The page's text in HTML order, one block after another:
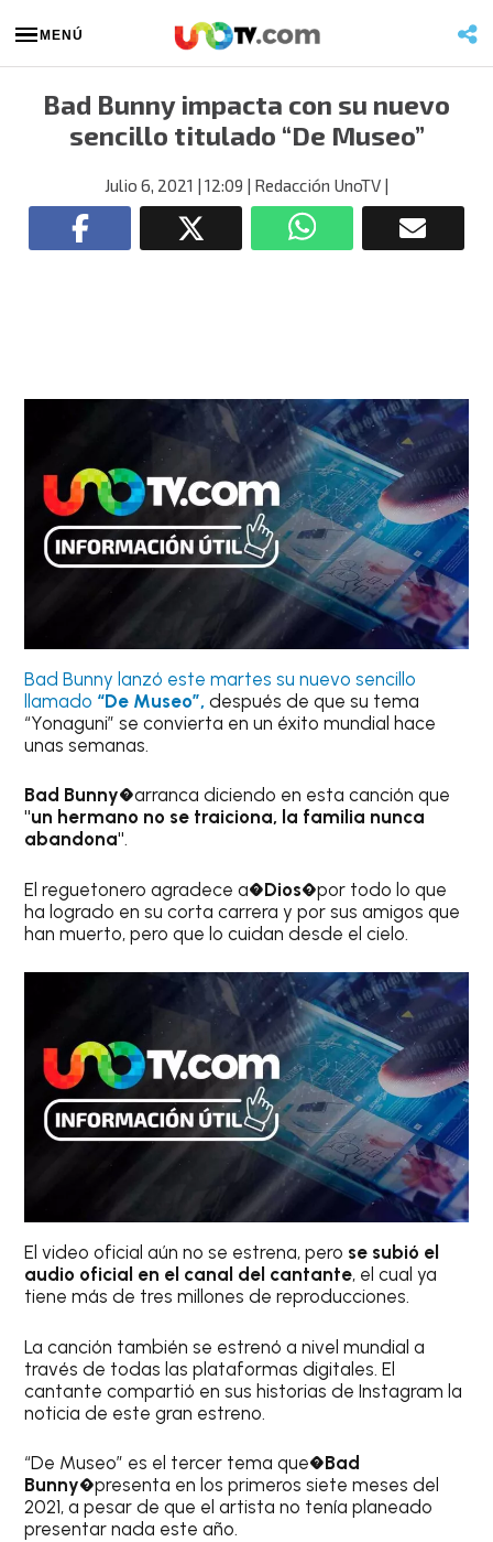
MENÚ
Bad Bunny impacta con su nuevo
sencillo titulado “De Museo”
Julio 6, 2021 | 12:09 | Redacción UnoTV |
Bad Bunny lanzó este martes su nuevo sencillo
llamado “De Museo”, después de que su tema
“Yonaguni” se convierta en un éxito mundial hace
unas semanas.
Bad Bunny�arranca diciendo en esta canción que
"un hermano no se traiciona, la familia nunca
abandona".
El reguetonero agradece a�Dios�por todo lo que
ha logrado en su corta carrera y por sus amigos que
han muerto, pero que lo cuidan desde el cielo.
El video oficial aún no se estrena, pero se subió el
audio oficial en el canal del cantante, el cual ya
tiene más de tres millones de reproducciones.
La canción también se estrenó a nivel mundial a
través de todas las plataformas digitales. El
cantante compartió en sus historias de Instagram la
noticia de este gran estreno.
“De Museo” es el tercer tema que�Bad
Bunny�presenta en los primeros siete meses del
2021, a pesar de que el artista no tenía planeado
presentar nada este año.